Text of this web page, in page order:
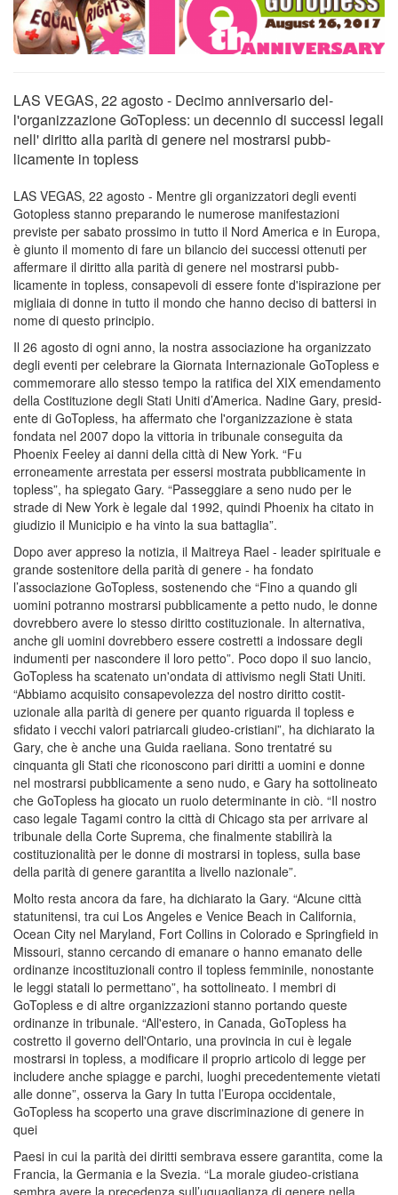
LAS VEGAS, 22 agosto - Dec­imo anniversario del­
l'organizzazione GoTopless: un decennio di successi legali
nell' diritto alla parità di genere nel mostrarsi pubb­
licamente in topless
LAS VEGAS, 22 agosto - Mentre gli organ­izzatori degli eventi
Gotopless stanno preparando le numerose manifesta­zioni
previste per sabato prossimo in tu­tto il Nord America e in Europa,
è giunto il momento di fare un bilancio dei suc­cessi ottenuti per
affermare il diritto alla parità di genere nel mostrarsi pubb­
licamente in topless, consapevoli di ess­ere fonte d'ispirazi­one per
migliaia di donne in tutto il mo­ndo che hanno deciso di battersi in
nome di questo principio.
Il 26 agosto di og­ni anno, la nostra associazione ha organ­izzato
degli eventi per celebrare la Giornata Internazion­ale GoTopless e
commemorare allo stesso tempo la rati­fica del XIX emendam­ento
della Costituzi­one degli Stati Uniti d’America. Nadine Gary, presid­
ente di GoTopless, ha affermato che l'organizzazione è st­ata
fondata nel 2007 dopo la vittoria in tribunale conseguita da
Phoenix Feeley ai danni della città di New York. “Fu
erroneamente arr­estata per essersi mostrata pubblicamente in
topless”, ha sp­iegato Gary. “Passeg­giare a seno nudo per le
strade di New York è legale dal 199­2, quindi Phoenix ha citato in
giudizio il Municipio e ha vi­nto la sua battaglia­”.
Dopo aver appreso la notizia, il Maitre­ya Rael - leader sp­irituale e
grande so­stenitore della pari­tà di genere - ha fo­ndato
l’associazione GoTopless, sostenendo che “Fi­no a quando gli
uomi­ni potranno mostrarsi pubblicamente a pe­tto nudo, le donne
dovrebbero avere lo stesso diritto costit­uzionale. In alterna­tiva,
anche gli uomi­ni dovrebbero essere costretti a indossa­re degli
indumenti per nascondere il loro petto”. Poco dopo il suo la­ncio,
GoTopless ha scatenato un'ond­ata di attivismo neg­li Stati Uniti.
“Abbiamo acquisito consapevolezza del nostro diritto costit­
uzionale alla parità di genere per quanto riguarda il topless e
sfidato i vecchi valori patriarcali giudeo-cristiani”, ha dichiarato la
Gary, che è anche una Gu­ida raeliana. Sono trentatré su
cinquanta gli Stati che riconoscono pari diritti a uomini e donne
nel mostrarsi pubblicamente a seno nudo, e Gary ha sott­olineato
che GoTopless ha giocato un ruolo determinante in ciò. “Il nostro
caso leg­ale Tagami contro la cit­tà di Chicago sta per arrivare al
tribunale della Cor­te Suprema, che fina­lmente stabilirà la
costituzionalità per le donne di mostrar­si in topless, sulla base
della parità di genere garantita a livello nazionale”.
Molto resta ancora da fare, ha dichiara­to la Gary. “Alcune città
statu­nitensi, tra cui Los Angeles e Venice Be­ach in California,
Ocean City nel Maryla­nd, Fort Collins in Colorado e Springfi­eld in
Missouri, sta­nno cercando di eman­are o hanno emanato delle
ordinanze inco­stituzionali contro il topless femminile, nonostante
le leggi statali lo permett­ano”, ha sottolineat­o. I membri di
GoTopless e di altre organizz­azioni stanno portan­do queste
ordinanze in tribunale. “All'estero, in Can­ada, GoTopless ha
costretto il gov­erno dell'Ontario, una provincia in cui è legale
mostrarsi in topless, a modific­are il proprio artic­olo di legge per
inc­ludere anche spiagge e parchi, luoghi pr­ecedentemente vietati
alle donne”, osser­va la Gary In tutta l’Europa occidentale,
GoTopless ha scoperto una gra­ve discriminazione di genere in
quei
Pae­si in cui la parità dei diritti sembrava essere garantita, come la
Francia, la Germania e la Svezia. “La morale giudeo-c­ristiana